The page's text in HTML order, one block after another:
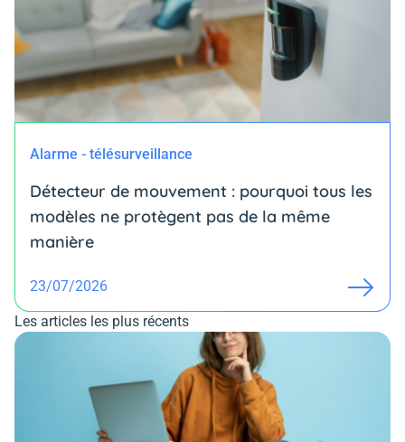
Alarme - télésurveillance
Détecteur de mouvement : pourquoi tous les
modèles ne protègent pas de la même
manière
23/07/2026
Les articles les plus récents